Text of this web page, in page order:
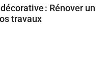
: Rénover un
travaux